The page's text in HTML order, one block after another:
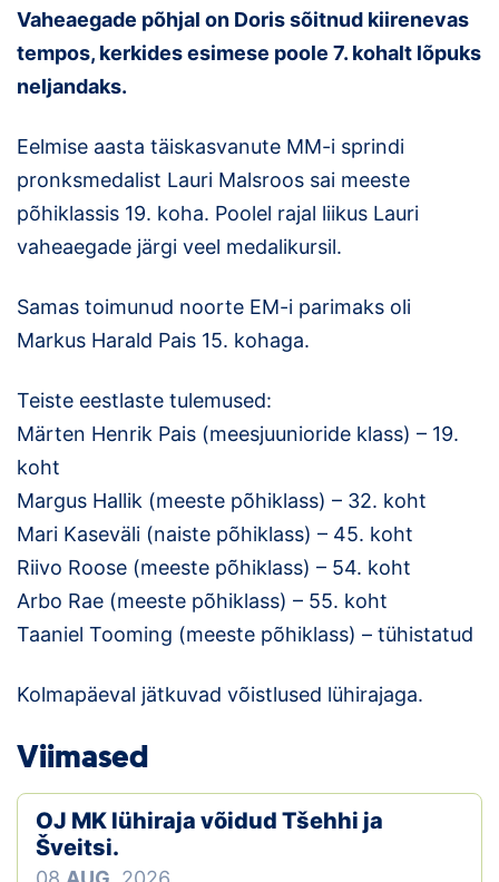
Püsirajad
Ajalugu
Koolitused
OTSI
Vaheaegade põhjal on Doris sõitnud kiirenevas
tempos, kerkides esimese poole 7. kohalt lõpuks
neljandaks.
Eelmise aasta täiskasvanute MM-i sprindi
pronksmedalist Lauri Malsroos sai meeste
põhiklassis 19. koha. Poolel rajal liikus Lauri
vaheaegade järgi veel medalikursil.
Samas toimunud noorte EM-i parimaks oli
Markus Harald Pais 15. kohaga.
Teiste eestlaste tulemused:
Märten Henrik Pais (meesjuunioride klass) – 19.
koht
Margus Hallik (meeste põhiklass) – 32. koht
Mari Kaseväli (naiste põhiklass) – 45. koht
Riivo Roose (meeste põhiklass) – 54. koht
Arbo Rae (meeste põhiklass) – 55. koht
Taaniel Tooming (meeste põhiklass) – tühistatud
Kolmapäeval jätkuvad võistlused lühirajaga.
Viimased
OJ MK lühiraja võidud Tšehhi ja
Šveitsi.